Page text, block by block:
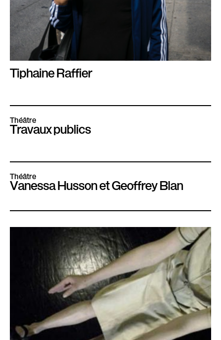
Tiphaine Raffier
Théâtre
Travaux publics
Théâtre
Vanessa Husson et Geoffrey Blan